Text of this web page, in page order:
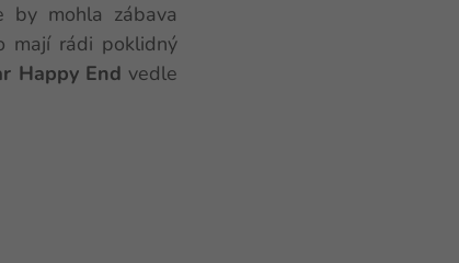
by mohla zábava
mají rádi poklidný
Happy End vedle